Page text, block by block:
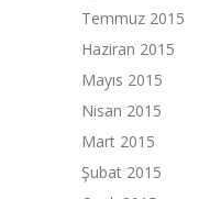
Temmuz 2015
Haziran 2015
Mayıs 2015
Nisan 2015
Mart 2015
Şubat 2015